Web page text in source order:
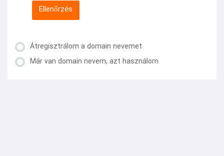
Ellenőrzés
Átregisztrálom a domain nevemet
Már van domain nevem, azt használom